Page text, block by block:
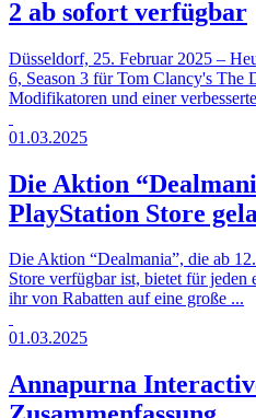
2 ab sofort verfügbar
Düsseldorf, 25. Februar 2025 –
6, Season 3 für Tom Clancy's The
Modifikatoren und einer
01.03.2025
Die Aktion
PlayStation Store
Die Aktion “Dealmania”, die ab
Store verfügbar ist, bietet für
ihr von Rabatten auf eine große ...
01.03.2025
Annapurna